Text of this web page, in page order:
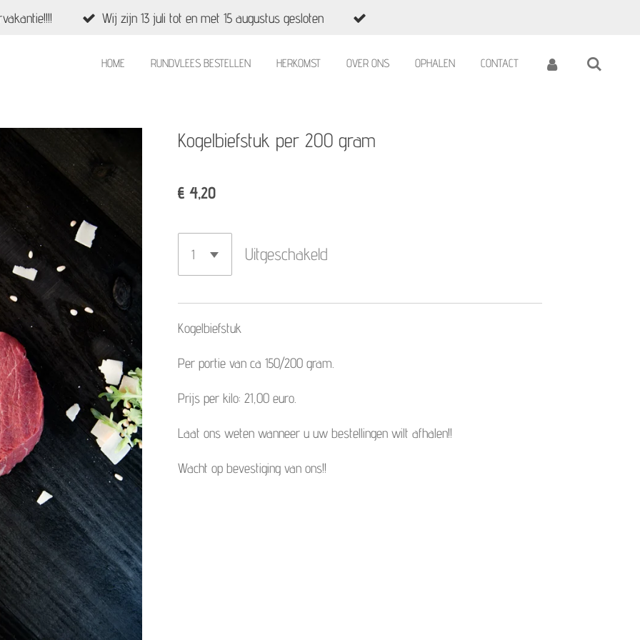
Wij zijn 13 juli tot en met 15 augustus gesloten
HOME RUNDVLEES BESTELLEN HERKOMST OVER ONS OPHALEN CONTACT
Kogelbiefstuk per 200 gram
€ 4,20
Uitgeschakeld
Kogelbiefstuk
Per portie van ca 150/200 gram.
Prijs per kilo: 21,00 euro.
Laat ons weten wanneer u uw bestellingen wilt afhalen!!
Wacht op bevestiging van ons!!